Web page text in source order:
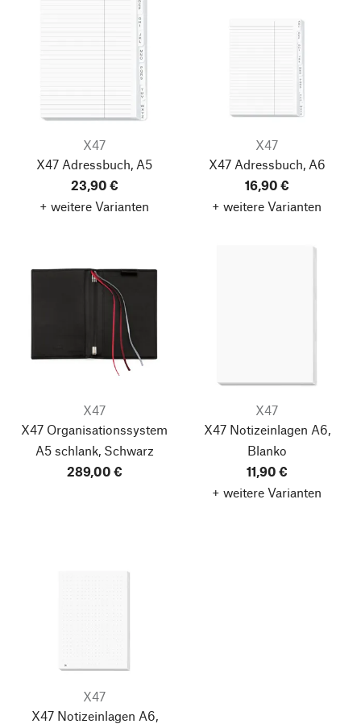
X47
X47 Adressbuch, A5
23,90 €
+ weitere Varianten
X47
X47 Adressbuch, A6
16,90 €
+ weitere Varianten
X47
X47 Organisationssystem
A5 schlank, Schwarz
289,00 €
X47
X47 Notizeinlagen A6,
Blanko
11,90 €
+ weitere Varianten
X47
X47 Notizeinlagen A6,